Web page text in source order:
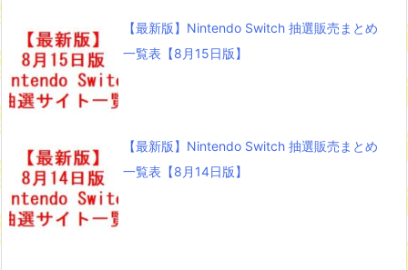
【最新版】Nintendo Switch 抽選販売まとめ
一覧表【8月15日版】
【最新版】Nintendo Switch 抽選販売まとめ
一覧表【8月14日版】